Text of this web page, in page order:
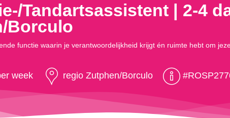
Tandartsassistent | 2-4
Borculo
functie waarin je verantwoordelijkheid krijgt én ruimte hebt om
week regio Zutphen/Borculo